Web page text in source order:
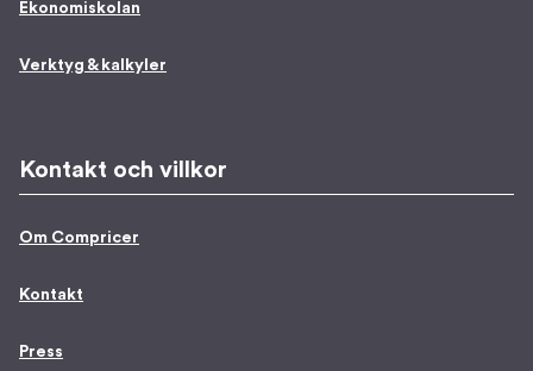
Ekonomiskolan
Verktyg & kalkyler
Kontakt och villkor
Om Compricer
Kontakt
Press